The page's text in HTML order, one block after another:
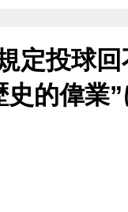
定投球
史的偉業